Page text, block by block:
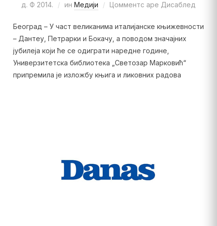
д. Ф 2014. ин Медији Цомментс аре Дисаблед
Београд – У част великанима италијанске књижевности
– Дантеу, Петрарки и Бокачу, а поводом значајних
јубилеја који ће се одиграти наредне године,
Универзитетска библиотека „Светозар Марковић“
припремила је изложбу књига и ликовних радова